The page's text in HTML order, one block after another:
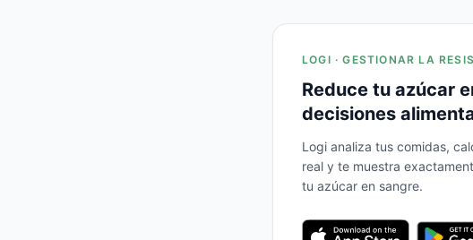
LOGI · GESTIONAR LA
Reduce tu azúcar
decisiones
Logi analiza tus comidas,
real y te muestra
tu azúcar en sangre.